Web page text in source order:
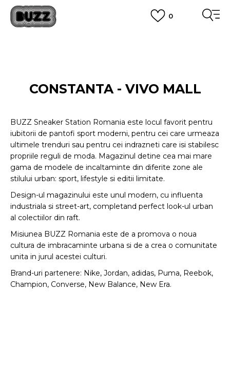
0
CONSTANTA - VIVO MALL
BUZZ Sneaker Station Romania este locul favorit pentru
iubitorii de pantofi sport moderni, pentru cei care urmeaza
ultimele trenduri sau pentru cei indrazneti care isi stabilesc
propriile reguli de moda. Magazinul detine cea mai mare
gama de modele de incaltaminte din diferite zone ale
stilului urban: sport, lifestyle si editii limitate.
Design-ul magazinului este unul modern, cu influenta
industriala si street-art, completand perfect look-ul urban
al colectiilor din raft.
Misiunea BUZZ Romania este de a promova o noua
cultura de imbracaminte urbana si de a crea o comunitate
unita in jurul acestei culturi.
Brand-uri partenere: Nike, Jordan, adidas, Puma, Reebok,
Champion, Converse, New Balance, New Era.